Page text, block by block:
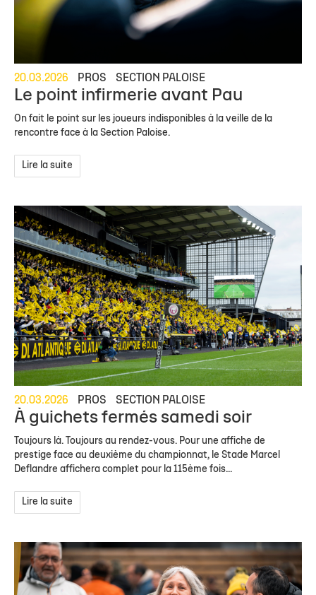
20.03.2026 PROS SECTION PALOISE
Le point infirmerie avant Pau
On fait le point sur les joueurs indisponibles à la veille de la
rencontre face à la Section Paloise.
Lire la suite
20.03.2026 PROS SECTION PALOISE
À guichets fermés samedi soir
Toujours là. Toujours au rendez-vous. Pour une affiche de
prestige face au deuxième du championnat, le Stade Marcel
Deflandre affichera complet pour la 115ème fois...
Lire la suite